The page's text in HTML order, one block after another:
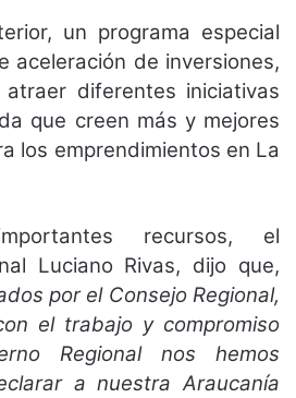
un programa especial
aceleración de inversiones,
diferentes iniciativas
que creen más y mejores
los emprendimientos en La
recursos, el
Luciano Rivas, dijo que,
por el Consejo Regional,
el trabajo y compromiso
Regional nos hemos
a nuestra Araucanía